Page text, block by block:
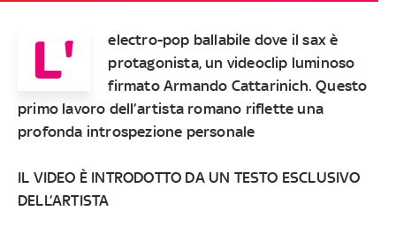
L'
electro-pop ballabile dove il sax è
protagonista, un videoclip luminoso
firmato Armando Cattarinich. Questo
primo lavoro dell’artista romano riflette una
profonda introspezione personale
IL VIDEO È INTRODOTTO DA UN TESTO ESCLUSIVO
DELL’ARTISTA